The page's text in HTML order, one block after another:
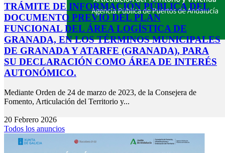
TRÁMITE DE INFORMACIÓN PÚBLICA DEL
DOCUMENTO PREVIO DEL PLAN
FUNCIONAL DEL ÁREA LOGÍSTICA DE
GRANADA, EN LOS TÉRMINOS MUNICIPALES
DE GRANADA Y ATARFE (GRANADA), PARA
SU DECLARACIÓN COMO ÁREA DE INTERÉS
AUTONÓMICO.
Mediante Orden de 24 de marzo de 2023, de la Consejera de
Fomento, Articulación del Territorio y...
20 Febrero 2026
Todos los anuncios